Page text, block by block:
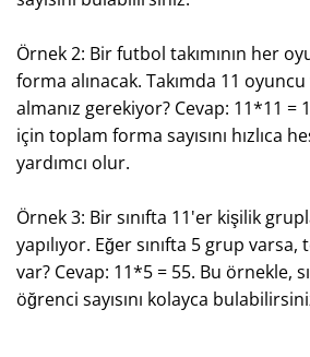
Örnek 2: Bir futbol takımının her
forma alınacak. Takımda 11
almanız gerekiyor? Cevap: 11*11 =
için toplam forma sayısını hızlıca
yardımcı olur.
Örnek 3: Bir sınıfta 11'er kişilik
yapılıyor. Eğer sınıfta 5 grup
var? Cevap: 11*5 = 55. Bu örnekle,
öğrenci sayısını kolayca